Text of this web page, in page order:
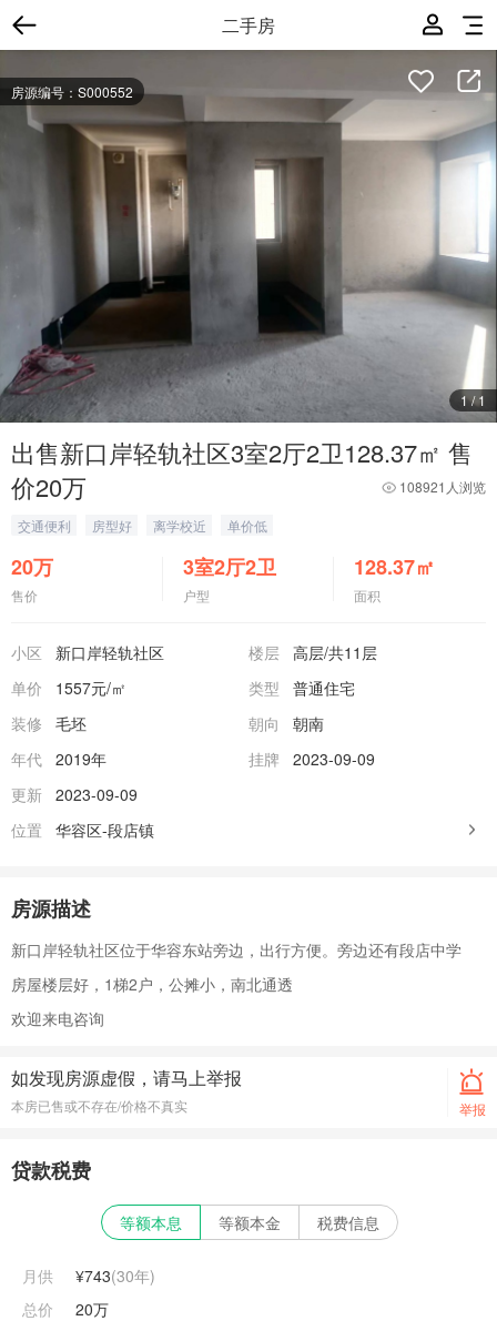
二手房
房源编号：S000552
1/1
出售新口岸轻轨社区3室2厅2卫128.37㎡ 售
价20万
108921人浏览
交通便利 房型好 离学校近 单价低
20万
售价
3室2厅2卫
户型
128.37㎡
面积
小区 新口岸轻轨社区 楼层 高层/共11层
单价
1557元/㎡ 类型
普通住宅
装修
毛坯 朝向
朝南
年代 2019年 挂牌
2023-09-09
更新 2023-09-09
位置
华容区-段店镇
房源描述
新口岸轻轨社区位于华容东站旁边，出行方便。旁边还有段店中学
房屋楼层好，1梯2户，公摊小，南北通透
欢迎来电咨询
举报
如发现房源虚假，请马上举报
本房已售或不存在/价格不真实
贷款税费
等额本息 等额本金 税费信息
月供 ¥743(30年)
总价
20万